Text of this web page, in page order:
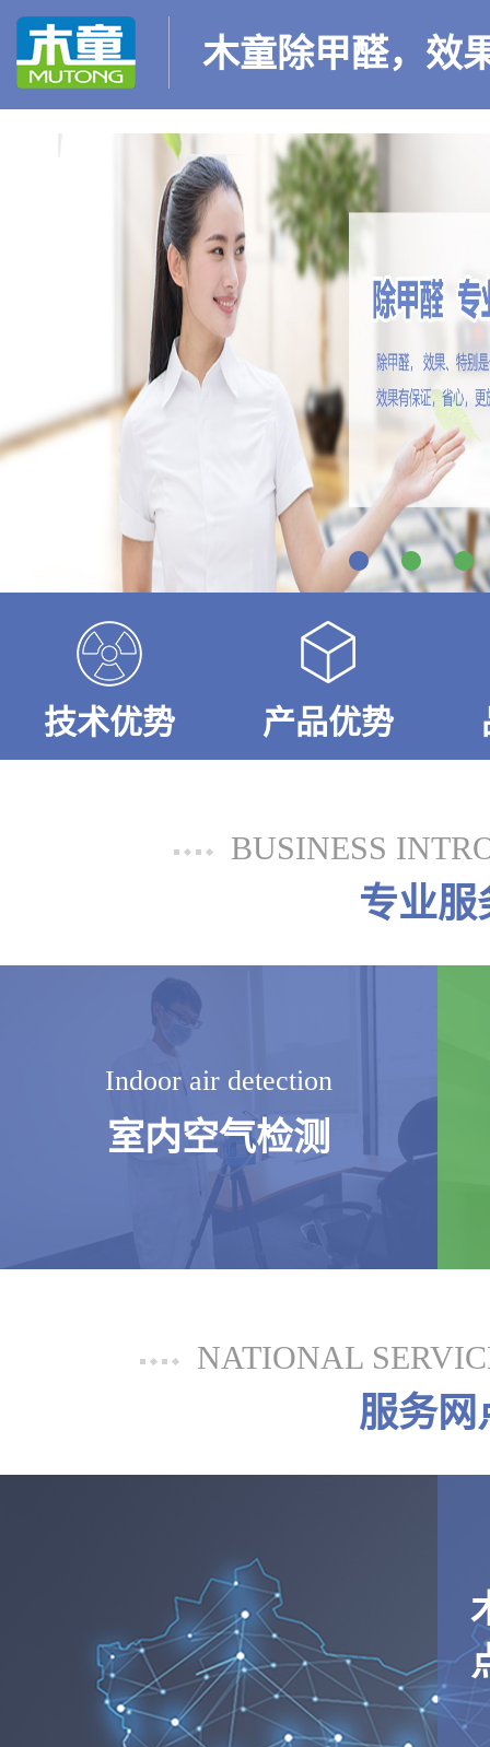
木童除甲醛，效
技术优势 产品优势
BUSINESS
专业服
Indoor air detection
室内空气检测
NATIONAL
服务网